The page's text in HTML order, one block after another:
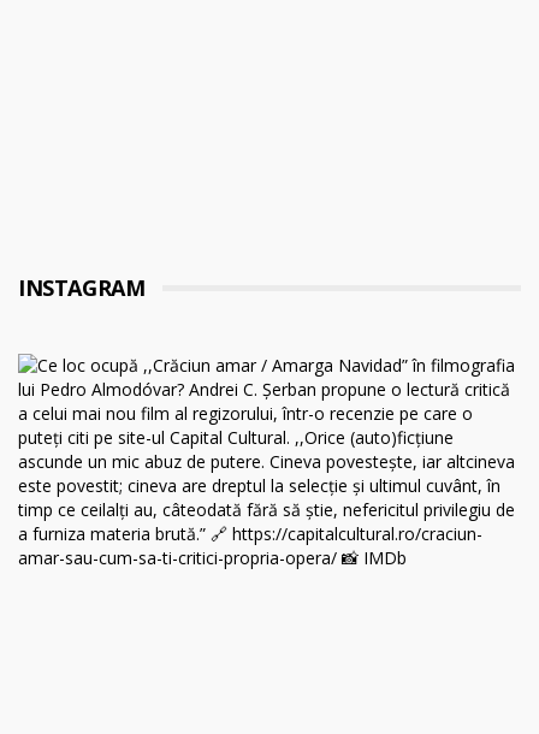
INSTAGRAM